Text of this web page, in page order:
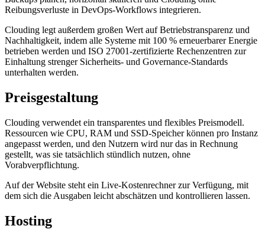
Reibungsverluste in DevOps-Workflows integrieren.
Clouding legt außerdem großen Wert auf Betriebstransparenz und
Nachhaltigkeit, indem alle Systeme mit 100 % erneuerbarer Energie
betrieben werden und ISO 27001-zertifizierte Rechenzentren zur
Einhaltung strenger Sicherheits- und Governance-Standards
unterhalten werden.
Preisgestaltung
Clouding verwendet ein transparentes und flexibles Preismodell.
Ressourcen wie CPU, RAM und SSD-Speicher können pro Instanz
angepasst werden, und den Nutzern wird nur das in Rechnung
gestellt, was sie tatsächlich stündlich nutzen, ohne
Vorabverpflichtung.
Auf der Website steht ein Live-Kostenrechner zur Verfügung, mit
dem sich die Ausgaben leicht abschätzen und kontrollieren lassen.
Hosting